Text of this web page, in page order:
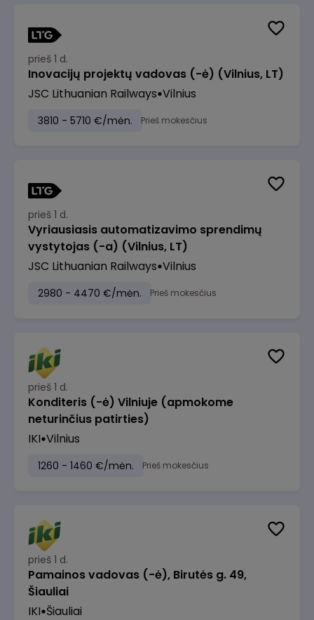
prieš 1 d.
Inovacijų projektų vadovas (-ė) (Vilnius, LT)
JSC Lithuanian Railways Vilnius
3810 - 5710 €/mėn. Prieš mokesčius
prieš 1 d.
Vyriausiasis automatizavimo sprendimų
vystytojas (-a) (Vilnius, LT)
JSC Lithuanian Railways Vilnius
2980 - 4470 €/mėn. Prieš mokesčius
prieš 1 d.
Konditeris (-ė) Vilniuje (apmokome
neturinčius patirties)
IKI Vilnius
1260 - 1460 €/mėn. Prieš mokesčius
prieš 1 d.
Pamainos vadovas (-ė), Birutės g. 49,
Šiauliai
IKI Šiauliai